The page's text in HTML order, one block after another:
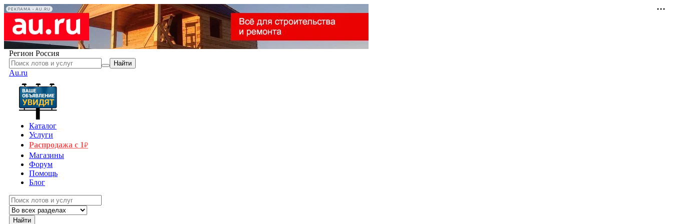
РЕКЛАМА • AU.RU
Регион Россия
Найти
Au.ru
Каталог
Услуги
Распродажа с 1₽
Магазины
Форум
Помощь
Блог
Найти